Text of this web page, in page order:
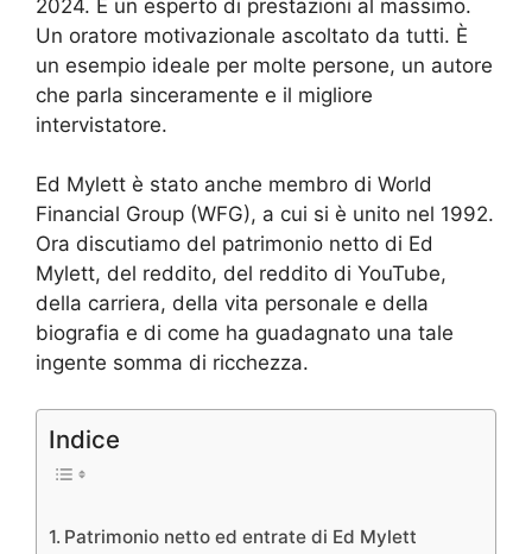
2024. È un esperto di prestazioni al massimo.
Un oratore motivazionale ascoltato da tutti. È
un esempio ideale per molte persone, un autore
che parla sinceramente e il migliore
intervistatore.
Ed Mylett è stato anche membro di World
Financial Group (WFG), a cui si è unito nel 1992.
Ora discutiamo del patrimonio netto di Ed
Mylett, del reddito, del reddito di YouTube,
della carriera, della vita personale e della
biografia e di come ha guadagnato una tale
ingente somma di ricchezza.
Indice
Patrimonio netto ed entrate di Ed Mylett